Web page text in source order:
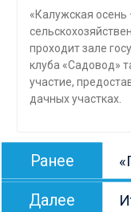
«Калужская
проходит зале
клуба «Садовод»
участие,
дачных участках.
Навигация
записям
Ранее
Далее